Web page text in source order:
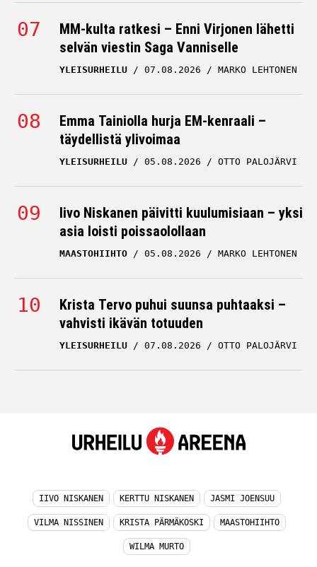
MM-kulta ratkesi – Enni Virjonen lähetti
selvän viestin Saga Vanniselle
YLEISURHEILU 07.08.2026 MARKO LEHTONEN
Emma Tainiolla hurja EM-kenraali –
täydellistä ylivoimaa
YLEISURHEILU 05.08.2026 OTTO PALOJÄRVI
Iivo Niskanen päivitti kuulumisiaan – yksi
asia loisti poissaolollaan
MAASTOHIIHTO 05.08.2026 MARKO LEHTONEN
Krista Tervo puhui suunsa puhtaaksi –
vahvisti ikävän totuuden
YLEISURHEILU 07.08.2026 OTTO PALOJÄRVI
IIVO NISKANEN KERTTU NISKANEN JASMI JOENSUU
VILMA NISSINEN KRISTA PÄRMÄKOSKI MAASTOHIIHTO
WILMA MURTO